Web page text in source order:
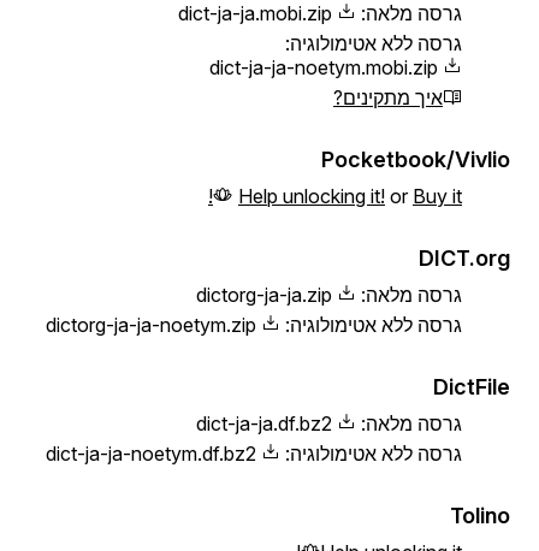
גרסה מלאה:
dict-ja-ja.mobi.zip
גרסה ללא אטימולוגיה:
dict-ja-ja-noetym.mobi.zip
איך מתקינים?
Pocketbook/Vivlio
Help unlocking it! or Buy it!
DICT.org
גרסה מלאה:
dictorg-ja-ja.zip
גרסה ללא אטימולוגיה:
dictorg-ja-ja-noetym.zip
DictFile
גרסה מלאה:
dict-ja-ja.df.bz2
גרסה ללא אטימולוגיה:
dict-ja-ja-noetym.df.bz2
Tolino